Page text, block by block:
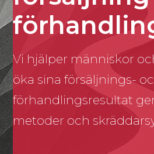
Vi hjälper människor
öka sina försäljnings-
förhandlingsresultat
metoder och